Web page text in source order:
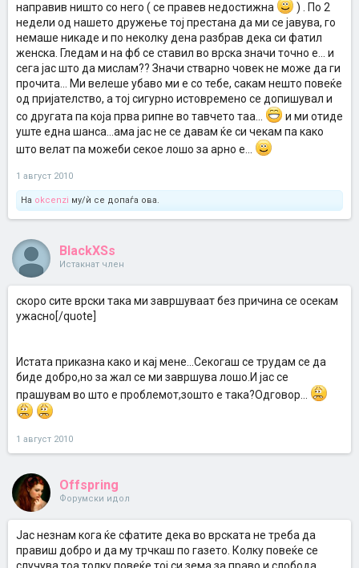
направив ништо со него ( се правев недостижна
) . По 2
недели од нашето дружење тој престана да ми се јавува, го
немаше никаде и по неколку дена разбрав дека си фатил
женска. Гледам и на фб се ставил во врска значи точно е... и
сега јас што да мислам?? Значи стварно човек не може да ги
прочита... Ми велеше убаво ми е со тебе, сакам нешто повеќе
од пријателство, а тој сигурно истовремено се допишувал и
со другата па која прва рипне во тавчето таа...
и ми отиде
уште една шанса...ама јас не се давам ќе си чекам па како
што велат па можеби секое лошо за арно е...
1 август 2010
На okcenzi му/ѝ се допаѓа ова.
BlackXSs
Истакнат член
скоро сите врски така ми завршуваат без причина се осекам
ужасно[/quote]
Истата приказна како и кај мене...Секогаш се трудам се да
биде добро,но за жал се ми завршува лошо.И јас се
прашувам во што е проблемот,зошто е така?Одговор...
1 август 2010
Offspring
Форумски идол
Јас незнам кога ќе сфатите дека во врската не треба да
правиш добро и да му трчкаш по газето. Колку повеќе се